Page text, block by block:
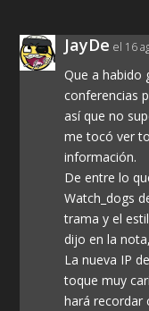
JayDe el 16
Que a habido
conferencias
así que no
me tocó ver
información.
De entre lo
Watch_dogs
trama y el
dijo en la
La nueva IP
toque muy
hará recordar